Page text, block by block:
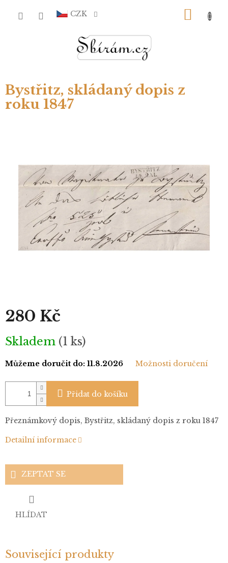
CZK
Bystřitz, skládaný dopis z
roku 1847
280 Kč
Měrná
cena:
Skladem (1 ks)
Můžeme doručit do: 11.8.2026 Možnosti doručení
Přidat do košíku
Přeznámkový dopis, Bystřitz, skládaný dopis z roku 1847
Detailní informace
ZEPTAT SE
HLÍDAT
Související produkty